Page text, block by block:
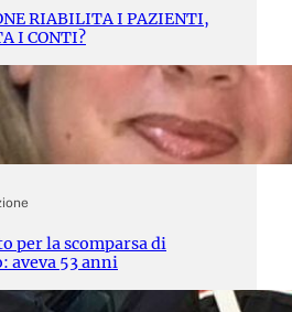
RIABILITA I PAZIENTI,
I CONTI?
per la scomparsa di
aveva 53 anni